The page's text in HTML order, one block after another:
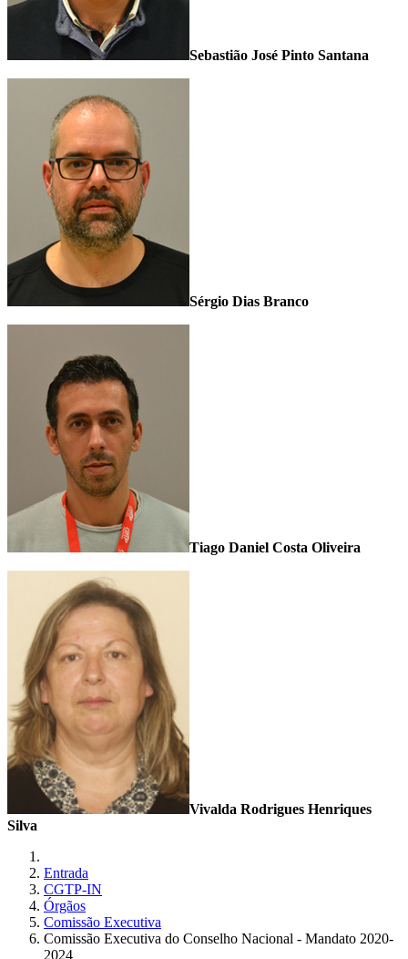
Sebastião José Pinto Santana
Sérgio Dias Branco
Tiago Daniel Costa Oliveira
Vivalda Rodrigues Henriques
Silva
Entrada
CGTP-IN
Órgãos
Comissão Executiva
Comissão Executiva do Conselho Nacional - Mandato 2020-
2024